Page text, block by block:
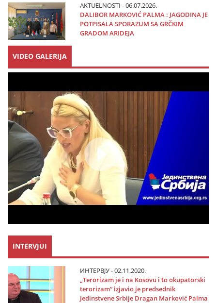
AKTUELNOSTI - 06.07.2026.
DALIBOR MARKOVIĆ PALMA : JAGODINA JE
POTPISALA SPORAZUM SA GRČKIM
GRADOM ARIDEJA
VIDEO GALERIJA
INTERVJUI
ИНТЕРВЈУ - 02.11.2020.
„Terorizam јe i na Kosovu i to okupatorski
terorizam“ izјavio јe predsednik
Јedinstvene Srbiјe Dragan Marković Palma